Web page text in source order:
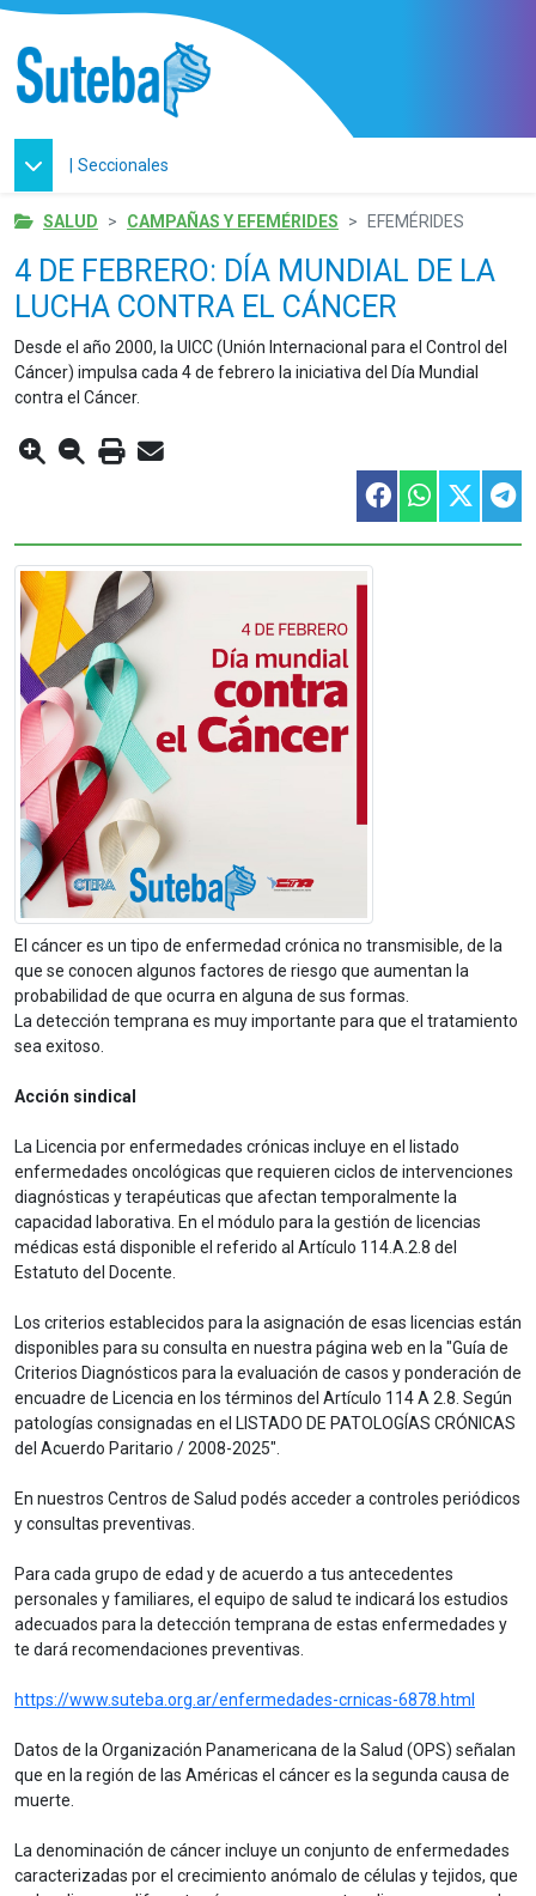
| Seccionales
SALUD CAMPAÑAS Y EFEMÉRIDES EFEMÉRIDES
4 DE FEBRERO: DÍA MUNDIAL DE LA
LUCHA CONTRA EL CÁNCER
Desde el año 2000, la UICC (Unión Internacional para el Control del
Cáncer) impulsa cada 4 de febrero la iniciativa del Día Mundial
contra el Cáncer.
El cáncer es un tipo de enfermedad crónica no transmisible, de la
que se conocen algunos factores de riesgo que aumentan la
probabilidad de que ocurra en alguna de sus formas.
La detección temprana es muy importante para que el tratamiento
sea exitoso.
Acción sindical
La Licencia por enfermedades crónicas incluye en el listado
enfermedades oncológicas que requieren ciclos de intervenciones
diagnósticas y terapéuticas que afectan temporalmente la
capacidad laborativa. En el módulo para la gestión de licencias
médicas está disponible el referido al Artículo 114.A.2.8 del
Estatuto del Docente.
Los criterios establecidos para la asignación de esas licencias están
disponibles para su consulta en nuestra página web en la "Guía de
Criterios Diagnósticos para la evaluación de casos y ponderación de
encuadre de Licencia en los términos del Artículo 114 A 2.8. Según
patologías consignadas en el LISTADO DE PATOLOGÍAS CRÓNICAS
del Acuerdo Paritario / 2008-2025".
En nuestros Centros de Salud podés acceder a controles periódicos
y consultas preventivas.
Para cada grupo de edad y de acuerdo a tus antecedentes
personales y familiares, el equipo de salud te indicará los estudios
adecuados para la detección temprana de estas enfermedades y
te dará recomendaciones preventivas.
https://www.suteba.org.ar/enfermedades-crnicas-6878.html
Datos de la Organización Panamericana de la Salud (OPS) señalan
que en la región de las Américas el cáncer es la segunda causa de
muerte.
La denominación de cáncer incluye un conjunto de enfermedades
caracterizadas por el crecimiento anómalo de células y tejidos, que